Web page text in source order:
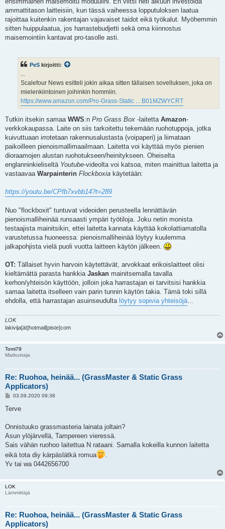
ammattitason laitteisiin, kun tässä vaiheessa lopputuloksen laatua
rajoittaa kuitenkin rakentajan vajavaiset taidot eikä työkalut. Myöhemmin
sitten huippulaatua, jos harrastebudjetti sekä oma kiinnostus
maisemointiin kantavat pro-tasolle asti.
PeS kirjoitti:
...
Scalefour News esitteli jokin aikaa sitten tällaisen sovelluksen, joka on
mielenkiintoinen joihinkin hommiin.
https://www.amazon.com/Pro-Grass-Static ... B01MZWYCRT
Tutkin itsekin samaa WWS:n Pro Grass Box -laitetta Amazon-
verkkokaupassa. Laite on siis tarkoitettu tekemään ruohotuppoja, jotka
kuivuttuaan irrotetaan rakennusalustasta (voipaperi) ja liimataan
paikoilleen pienoismallimaailmaan. Laitetta voi käyttää myös pienien
dioraamojen alustan ruohotukseen/heinitykseen. Oheiselta
englanninkieliseltä Youtube-videolta voi katsoa, miten mainittua laitetta ja
vastaavaa Warpainterin Flockboxia käytetään:
https://youtu.be/CPfb7xvbb14?t=289
Nuo "flockboxit" tuntuvat videoiden perusteella lennättävän
pienoismalliheinää runsaasti ympäri työtiloja. Joku netin monista
testaajista mainitsikin, ettei laitetta kannata käyttää kokolattiamatolla
varustetussa huoneessa: pienoismalliheinää löytyy kuulemma
jalkapohjista vielä puoli vuotta laitteen käytön jälkeen.
OT: Tällaiset hyvin harvoin käytettävät, arvokkaat erikoislaitteet olisi
kieltämättä parasta hankkia Jaskan mainitsemalla tavalla
kerhon/yhteisön käyttöön, jolloin joka harrastajan ei tarvitsisi hankkia
samaa laitetta itselleen vain parin tunnin käytön takia. Tämä toki sillä
ehdolla, että harrastajan asuinseudulta löytyy sopivia yhteisöjä...
LOK
lakivija[ät]hotmail[piste]com
Tomi79
Matkustaja
Re: Ruohoa, heinää... (GrassMaster & Static Grass
Applicators)
V
e
i
03.09.2020 09:38
Terve
Onnistuuko grassmasteria lainata joltain?
Asun ylöjärvellä, Tampereen vieressä.
Sais vähän ruohoo laitettua N rataani. Samalla kokeilla kunnon laitetta
eikä tota diy kärpäslätkä romua
.
Yv tai wa 0442656700
LOK
Lämmittäjä
Re: Ruohoa, heinää... (GrassMaster & Static Grass
Applicators)